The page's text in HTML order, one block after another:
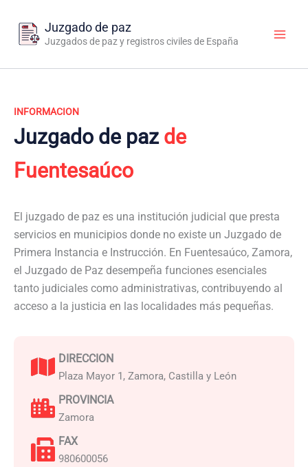
contenido
Juzgado de paz
Juzgados de paz y registros civiles de España
INFORMACION
Juzgado de paz de
Fuentesaúco
El juzgado de paz es una institución judicial que presta
servicios en municipios donde no existe un Juzgado de
Primera Instancia e Instrucción. En Fuentesaúco, Zamora,
el Juzgado de Paz desempeña funciones esenciales
tanto judiciales como administrativas, contribuyendo al
acceso a la justicia en las localidades más pequeñas.
DIRECCION
Plaza Mayor 1, Zamora, Castilla y León
PROVINCIA
Zamora
FAX
980600056